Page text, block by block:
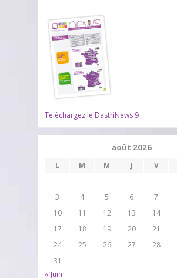
Téléchargez le DastriNews 9
août 2026
L M M J V
3
4 5 6 7
10
11 12 13 14
17
18 19 20 21
24
25 26 27 28
31
« Juin